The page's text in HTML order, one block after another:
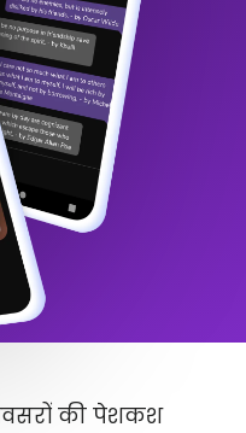
की पेशकश